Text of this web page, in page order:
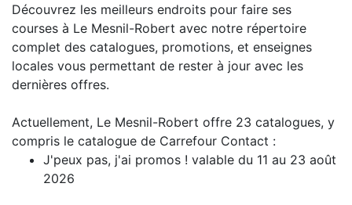
Découvrez les meilleurs endroits pour faire ses
courses à Le Mesnil-Robert avec notre répertoire
complet des catalogues, promotions, et enseignes
locales vous permettant de rester à jour avec les
dernières offres.
Actuellement, Le Mesnil-Robert offre 23 catalogues, y
compris le catalogue de Carrefour Contact :
J'peux pas, j'ai promos ! valable du 11 au 23 août
2026